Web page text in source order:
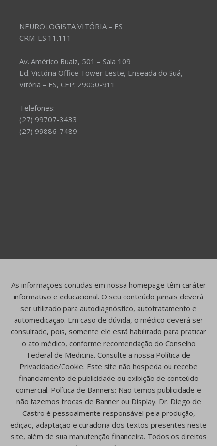
NEUROLOGISTA VITÓRIA – ES
CRM-ES 11.111
Av. Américo Buaiz, 501 – Sala 109
Ed. Victória Office Tower Leste, Enseada do Suá,
Vitória – ES, CEP: 29050-911
Telefones:
(27) 99707-3433
(27) 99886-7489
As informações contidas em nossa homepage têm caráter
informativo e educacional. O seu conteúdo jamais deverá
ser utilizado para autodiagnóstico, autotratamento e
automedicação. Em caso de dúvida, o médico deverá ser
consultado, pois, somente ele está habilitado para praticar
o ato médico, conforme recomendação do Conselho
Federal de Medicina. Consulte a nossa Política de
Privacidade/Cookie. Este site não hospeda ou recebe
financiamento de publicidade ou exibição de conteúdo
comercial. Política de Banners: Não temos publicidade e
não fazemos trocas de Banner ou Display. Dr. Diego de
Castro é pessoalmente responsável pela produção,
edição, adaptação e curadoria dos textos presentes neste
site, além de sua manutenção financeira. Todos os direitos